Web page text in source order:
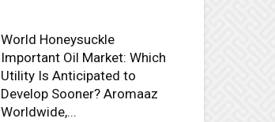
World Honeysuckle
Important Oil Market: Which
Utility Is Anticipated to
Develop Sooner? Aromaaz
Worldwide,...